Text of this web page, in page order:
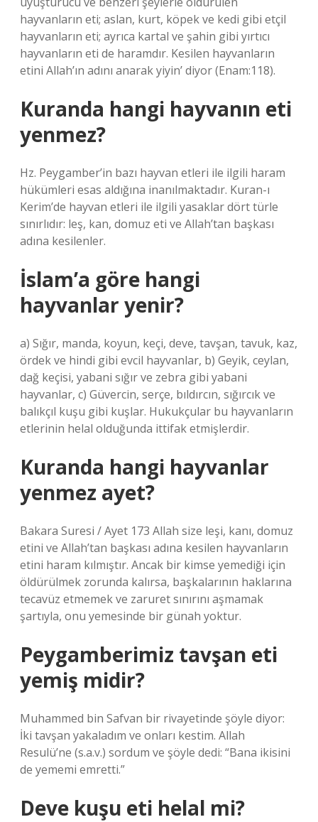
hayvanların eti; aslan, kurt, köpek ve kedi gibi etçil
hayvanların eti; ayrıca kartal ve şahin gibi yırtıcı
hayvanların eti de haramdır. Kesilen hayvanların
etini Allah’ın adını anarak yiyin’ diyor (Enam:118).
Kuranda hangi hayvanın eti
yenmez?
Hz. Peygamber’in bazı hayvan etleri ile ilgili haram
hükümleri esas aldığına inanılmaktadır. Kuran-ı
Kerim’de hayvan etleri ile ilgili yasaklar dört türle
sınırlıdır: leş, kan, domuz eti ve Allah’tan başkası
adına kesilenler.
İslam’a göre hangi
hayvanlar yenir?
a) Sığır, manda, koyun, keçi, deve, tavşan, tavuk, kaz,
ördek ve hindi gibi evcil hayvanlar, b) Geyik, ceylan,
dağ keçisi, yabani sığır ve zebra gibi yabani
hayvanlar, c) Güvercin, serçe, bıldırcın, sığırcık ve
balıkçıl kuşu gibi kuşlar. Hukukçular bu hayvanların
etlerinin helal olduğunda ittifak etmişlerdir.
Kuranda hangi hayvanlar
yenmez ayet?
Bakara Suresi / Ayet 173 Allah size leşi, kanı, domuz
etini ve Allah’tan başkası adına kesilen hayvanların
etini haram kılmıştır. Ancak bir kimse yemediği için
öldürülmek zorunda kalırsa, başkalarının haklarına
tecavüz etmemek ve zaruret sınırını aşmamak
şartıyla, onu yemesinde bir günah yoktur.
Peygamberimiz tavşan eti
yemiş midir?
Muhammed bin Safvan bir rivayetinde şöyle diyor:
İki tavşan yakaladım ve onları kestim. Allah
Resulü’ne (s.a.v.) sordum ve şöyle dedi: “Bana ikisini
de yememi emretti.”
Deve kuşu eti helal mi?